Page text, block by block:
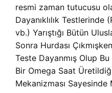
resmi zaman tutucusu
Dayanıklılık Testlerinde
vb.) Yarıştığı Bütün
Sonra Hurdası
Teste Dayanmış Olup
Bir Omega Saat
Mekanizması